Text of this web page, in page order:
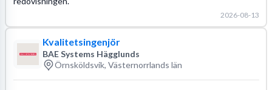
2026-08-13
Kvalitetsingenjör
BAE Systems Hägglunds
Örnsköldsvik, Västernorrlands län